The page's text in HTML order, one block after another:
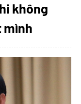
không
mình